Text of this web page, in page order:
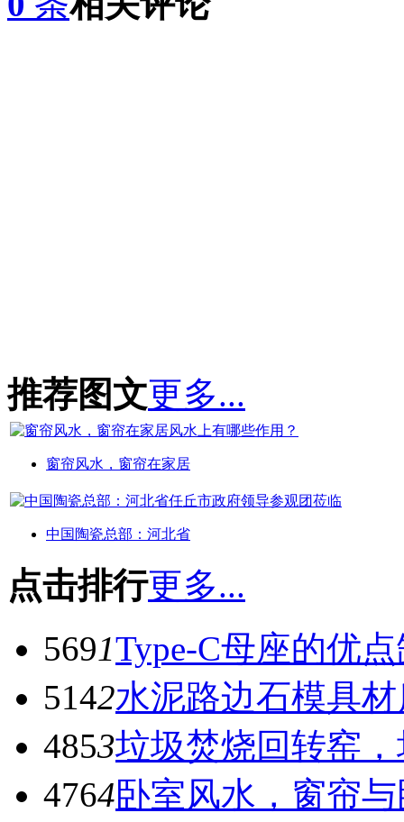
推荐图文更多...
窗帘风水，窗帘在家居
中国陶瓷总部：河北省
点击排行更多...
5691Type-C母座的优
5142水泥路边石模具
4853垃圾焚烧回转窑
4764卧室风水，窗帘